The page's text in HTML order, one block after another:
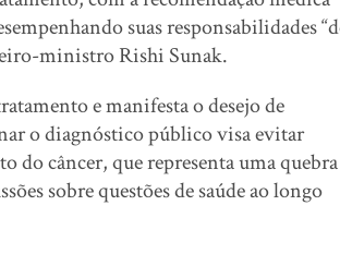
suas responsabilidades
ministro Rishi Sunak.
e manifesta o desejo de
o diagnóstico público visa evitar
do câncer, que representa uma quebra
sobre questões de saúde ao longo